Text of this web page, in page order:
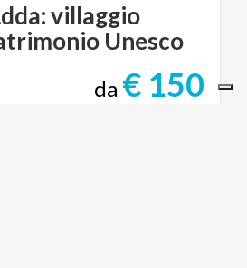
villaggio
Unesco
da € 150